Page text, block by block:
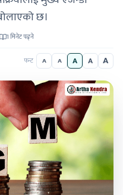
छ।
1 मिनेट पढ्ने
फन्ट A A A A A